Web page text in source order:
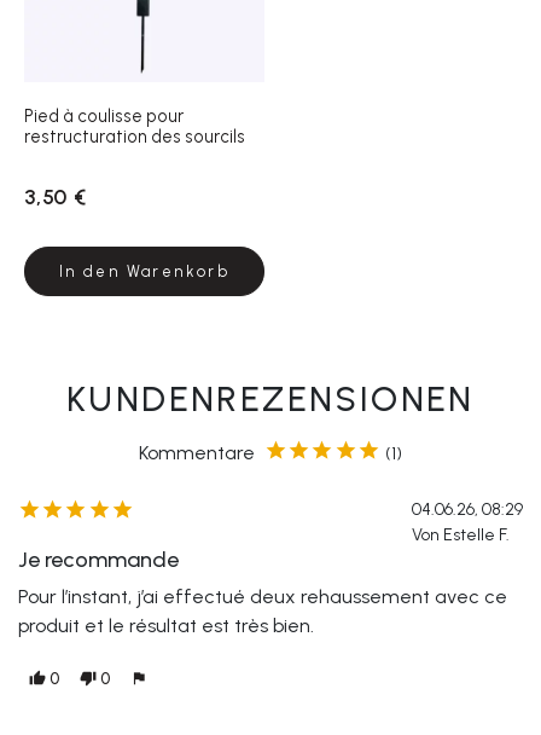
Pied à coulisse pour
restructuration des sourcils
3,50 €
In den Warenkorb
KUNDENREZENSIONEN
Kommentare      (1)
    
04.06.26, 08:29
Von Estelle F.
Je recommande
Pour l’instant, j’ai effectué deux rehaussement avec ce
produit et le résultat est très bien.
thumb_up 0 thumb_down 0 flag